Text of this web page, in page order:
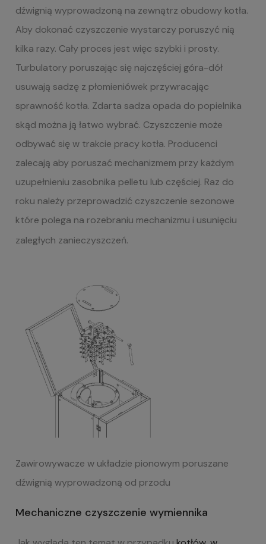
dźwignią wyprowadzoną na zewnątrz obudowy kotła.
Aby dokonać czyszczenie wystarczy poruszyć nią
kilka razy. Cały proces jest więc szybki i prosty.
Turbulatory poruszając się najczęściej góra-dół
usuwają sadzę z płomieniówek przywracając
sprawność kotła. Zdarta sadza opada do popielnika
skąd można ją łatwo wybrać. Czyszczenie może
odbywać się w trakcie pracy kotła. Producenci
zalecają aby poruszać mechanizmem przy każdym
uzupełnieniu zasobnika pelletu lub częściej. Raz do
roku należy przeprowadzić czyszczenie sezonowe
które polega na rozebraniu mechanizmu i usunięciu
zaległych zanieczyszczeń.
Zawirowywacze w układzie pionowym poruszane
dźwignią wyprowadzoną od przodu
Mechaniczne czyszczenie wymiennika